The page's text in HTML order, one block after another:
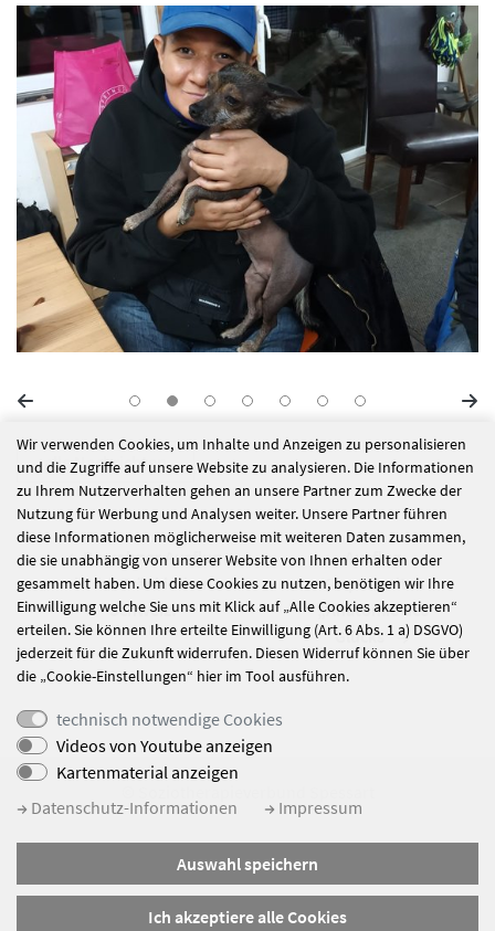
alle Nachrichten
Bewohner Ausflug
in der Fränkischen
Schweiz!
Ausflug
Körperwelten
„Anatomie des
Glücks“
Datenschutz
Wir verwenden Cookies, um Inhalte und Anzeigen zu personalisieren
und die Zugriffe auf unsere Website zu analysieren. Die Informationen
zu Ihrem Nutzerverhalten gehen an unsere Partner zum Zwecke der
Nutzung für Werbung und Analysen weiter. Unsere Partner führen
diese Informationen möglicherweise mit weiteren Daten zusammen,
die sie unabhängig von unserer Website von Ihnen erhalten oder
gesammelt haben. Um diese Cookies zu nutzen, benötigen wir Ihre
Einwilligung welche Sie uns mit Klick auf „Alle Cookies akzeptieren“
erteilen. Sie können Ihre erteilte Einwilligung (Art. 6 Abs. 1 a) DSGVO)
jederzeit für die Zukunft widerrufen. Diesen Widerruf können Sie über
die „Cookie-Einstellungen“ hier im Tool ausführen.
technisch notwendige Cookies
Videos von Youtube anzeigen
Kartenmaterial anzeigen
Datenschutz-Informationen
Impressum
Auswahl speichern
Ich akzeptiere alle Cookies